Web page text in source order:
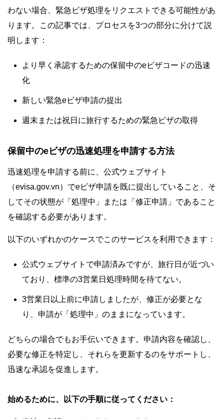
わない場合、緊急ビザ処理をリクエストできる可能性があ
ります。この記事では、プロセスを3つの部分に分けて説
明します：
より早く承認するための保留中のeビザコードの迅速
化
新しい緊急eビザ申請の提出
週末または祝日に旅行するための緊急ビザの取得
保留中のeビザの迅速処理を申請する方法
迅速処理を申請する前に、公式ウェブサイト
（evisa.gov.vn）でeビザ申請を既に提出していること、そ
してその状態が「処理中」または「修正申請」であること
を確認する必要があります。
以下のいずれかのケースでこのサービスを利用できます：
公式ウェブサイトで申請済みですが、旅行日が近づい
ており、標準の3営業日処理時間を待てない。
3営業日以上前に申請しましたが、修正が必要とな
り、申請が「処理中」のままになっています。
どちらの場合でもお手伝いできます。申請内容を確認し、
必要な修正を特定し、それらを更新するのをサポートし、
迅速な承認を促進します。
始めるために、以下の手順に従ってください：